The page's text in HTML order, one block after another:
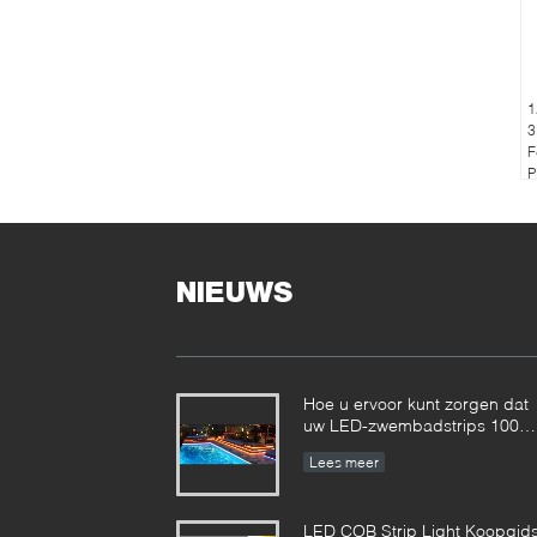
NIEUWS
Hoe u ervoor kunt zorgen dat
uw LED-zwembadstrips 100%
Lees meer
LED COB Strip Light